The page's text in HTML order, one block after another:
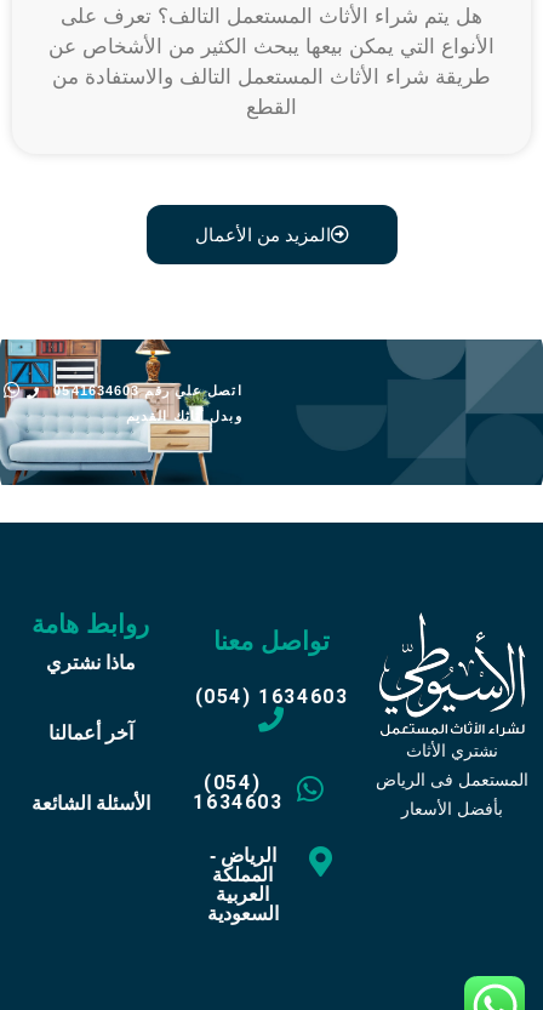
هل يتم شراء الأثاث المستعمل التالف؟ تعرف على
الأنواع التي يمكن بيعها يبحث الكثير من الأشخاص عن
طريقة شراء الأثاث المستعمل التالف والاستفادة من
القطع
المزيد من الأعمال
اتصل علي رقم 0541634603
وبدل أثاثك القديم
روابط هامة
ماذا نشتري
آخر أعمالنا
الأسئلة الشائعة
تواصل معنا
(054) 1634603
(054)
1634603
الرياض -
المملكة
العربية
السعودية
نشتري الأثاث
المستعمل فى الرياض
بأفضل الأسعار